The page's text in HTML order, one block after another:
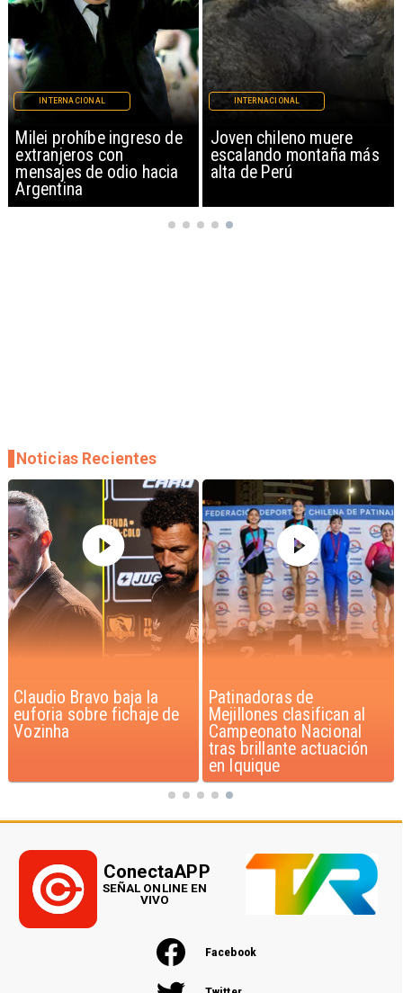
Milei prohíbe ingreso de
extranjeros con
mensajes de odio hacia
Argentina
INTERNACIONAL
Joven chileno muere
escalando montaña más
alta de Perú
INTERNACIONAL
Patinadoras de
Mejillones clasifican al
Campeonato Nacional
Novedoso programa de
entrenamiento de gatos
beneficia a niños con
discapacidad
Noticias Recientes
Facebook
ConectaAPP
SEÑAL ONLINE EN
VIVO